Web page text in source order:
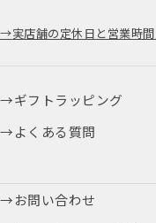
実店舗の定休日と営業時
ギフトラッピング
よくある質問
お問い合わせ